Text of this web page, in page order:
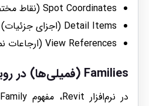
Spot Coordinates (نقاط مختصات)
Detail Items (اجزای جزئیات)
View References (ارجاعات نما)
Families (فمیلی‌ها) در رویت